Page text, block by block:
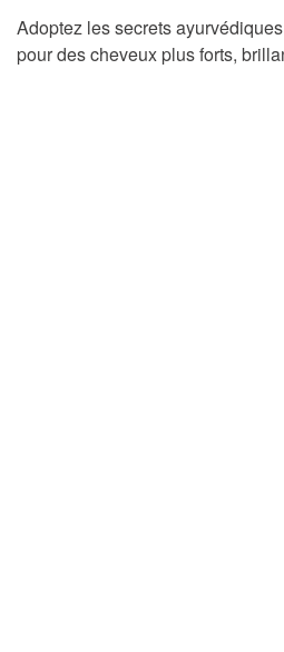
Adoptez les secrets
pour des cheveux plus forts,